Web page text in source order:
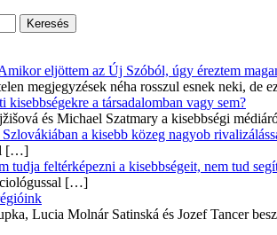
eljöttem az Új Szóból, úgy éreztem
megjegyzések néha rosszul esnek neki, de
a társadalomban vagy sem?
és Michael Szatmary a kisebbségi
a kisebb közeg nagyob
[…]
tudja feltérképezni a kisebbségeit, nem tud
[…]
Lucia Molnár Satinská és Jozef Tancer